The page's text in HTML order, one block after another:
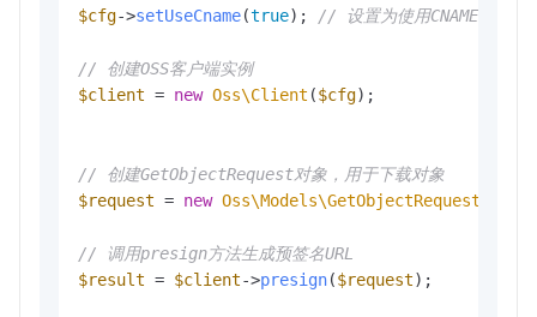
$cfg->setUseCname(true); // 设置为使用CNAME
// 创建OSS客户端实例
$client = new Oss\Client ($cfg);
// 创建GetObjectRequest对象，用于下载对象
$request = new Oss\Models\GetObjectRequest
// 调用presign方法生成预签名URL
$result = $client->presign($request);